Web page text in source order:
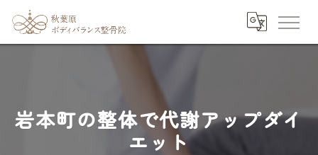
岩本町の整体で代謝アップダイ
エット